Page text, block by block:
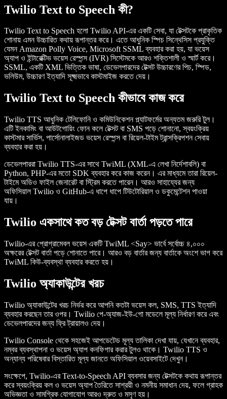
Twilio Text to Speech কী?
Twilio Text to Speech হলো Twilio API-এর একটি সেবা, যা টেক্সটকে প্রাকৃতিক
শোনায় এমন উচ্চারিত কথায় রূপান্তর করে। এতে আধুনিক স্পিচ সিন্থেসিস প্রযুক্তি
যেমন Amazon Polly Voice, Microsoft SSML ব্যবহার করা হয়, যা ভয়েস
অ্যাপ ও ইন্টারেক্টিভ ভয়েস রেস্পন্স (IVR) সিস্টেমকে আরও শক্তিশালী ও স্মার্ট করে।
SSML, একটি XML ভিত্তিক ভাষা, ডেভেলপারদের টেক্সট উচ্চারণের পিচ, স্পিড,
ভলিউম, উচ্চারণ ইত্যাদি সূক্ষ্মভাবে কাস্টমাইজ করতে দেয়।
Twilio Text to Speech কীভাবে কাজ করে
Twilio TTS আধুনিক টেলিফোনি ও কমিউনিকেশন প্ল্যাটফর্মের অন্যতম জরুরি টুল।
এটি ইনকামিং বা আউটগোয়িং ফোন কলে টেক্সট বা SMS পড়ে শোনানো, স্বয়ংক্রিয়
কাস্টমার সার্ভিস, পার্সোনালাইজড ভয়েস রেস্পন্স বা রিয়েল-টাইম ট্রান্সক্রিপশন সেবায়
ব্যবহার করা হয়।
ডেভেলপাররা Twilio TTS-এর সাথে TwiML (XML-এ লেখা নির্দেশাবলি) বা
Python, PHP-এর মতো SDK ব্যবহার করে কাজ করেন। এর মাধ্যমে তারা রিয়েল-
টাইমে অডিও ফাইল জেনারেট বা স্ট্রিম করতে পারেন। আরও সাহায্যের জন্য
অফিসিয়াল Twilio ও GitHub-এ ধাপে ধাপে টিউটোরিয়াল ও ডকুমেন্টেশন পাওয়া
যায়।
Twilio একসাথে কত বড় টেক্সট বার্তা পড়তে পারে
Twilio-এর প্রোগ্রামেবল ভয়েস একটি TwiML <Say> ভার্বে সর্বোচ্চ ৪,০০০
অক্ষরের টেক্সট বার্তা পড়ে শোনাতে পারে। আরও বড় বার্তার জন্য বার্তাকে অংশে ভাগ করে
TwiML কিউ-ব্যবস্থা ব্যবহার করতে হয়।
Twilio অ্যাকাউন্টের খরচ
Twilio অ্যাকাউন্টের খরচ নির্ভর করে আপনি কতটা ভয়েস কল, SMS, TTS ইত্যাদি
ব্যবহার করছেন তার ওপর। Twilio পে-অ্যাজ-ইউ-গো মডেলে মূল্য নির্ধারণ করে এবং
ডেভেলপারদের জন্য ফ্রি ট্রায়ালও দেয়।
Twilio Console থেকে সহজেই আপডেটেড মূল্য তালিকা দেখা যায়, যেখানে ব্যবহার,
নম্বর ব্যবস্থাপনা ও ভয়েস অ্যাপ কনফিগার করার টুলও থাকে। Twilio TTS ও
অন্যান্য পরিষেবার বিস্তারিত মূল্য জানতে অফিসিয়াল ওয়েবসাইটে দেখুন।
সংক্ষেপে, Twilio-এর Text-to-Speech API ব্যবসার জন্য টেক্সটকে কথায় রূপান্তর
করে স্বয়ংক্রিয় কল ও ভয়েস অ্যাপ তৈরিতে সাশ্রয়ী ও নমনীয় সমাধান দেয়, ফলে গ্রাহক
অভিজ্ঞতা ও সামগ্রিক যোগাযোগ আরও দ্রুত ও মসৃণ হয়।